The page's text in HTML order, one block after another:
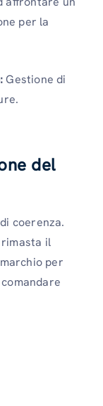
per la
Gestione di
del
coerenza.
il
per